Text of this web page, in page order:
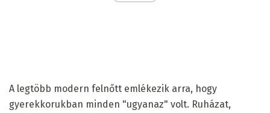
A legtöbb modern felnőtt emlékezik arra, hogy
gyerekkorukban minden "ugyanaz" volt. Ruházat,